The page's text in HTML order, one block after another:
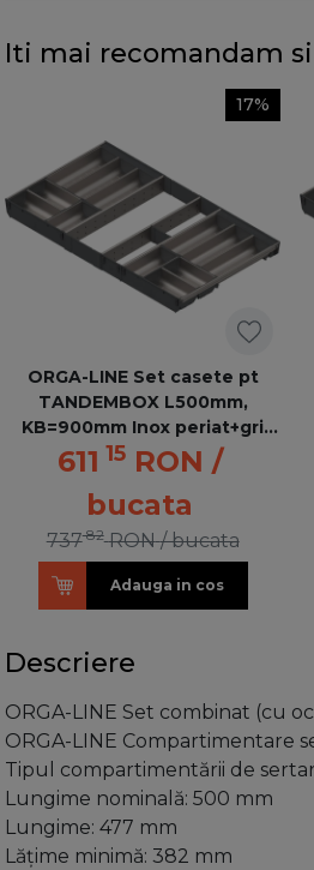
Iti mai recomandam si
17%
ORGA-LINE Set casete pt
TANDEMBOX L500mm,
KB=900mm Inox periat+gri
inchis ZSI.90VEI6 ORGA-LINE
611 15 RON /
bucata
73782 RON / bucata
Adauga in cos
Descriere
ORGA-LINE Set combinat (cu
ORGA-LINE Compartimentare
Tipul compartimentării de
Lungime nominală: 500 mm
Lungime: 477 mm
Lăţime minimă: 382 mm